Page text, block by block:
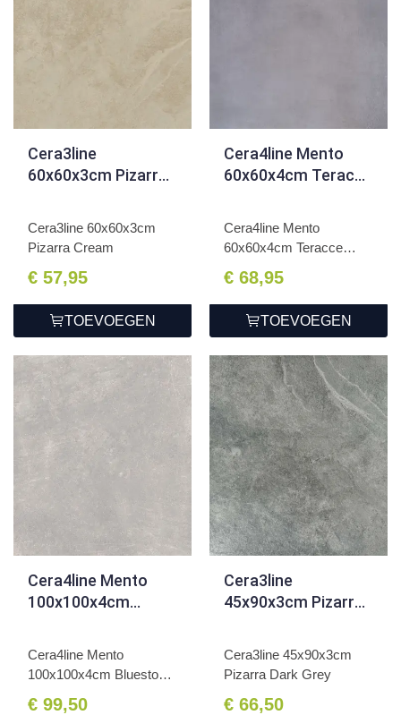
Cera3line
60x60x3cm Pizarra
Cera3line 60x60x3cm
Pizarra Cream
€ 57,95
TOEVOEGEN
Cera4line Mento
60x60x4cm Teracce
Cera4line Mento
60x60x4cm Teracce
€ 68,95
TOEVOEGEN
Cera4line Mento
100x100x4cm
Cera4line Mento
100x100x4cm Bluestone
€ 99,50
Cera3line
45x90x3cm Pizarra
Cera3line 45x90x3cm
Pizarra Dark Grey
€ 66,50